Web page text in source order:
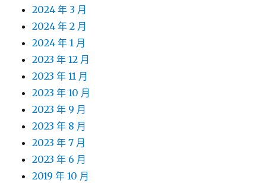
2024 年 3 月
2024 年 2 月
2024 年 1 月
2023 年 12 月
2023 年 11 月
2023 年 10 月
2023 年 9 月
2023 年 8 月
2023 年 7 月
2023 年 6 月
2019 年 10 月